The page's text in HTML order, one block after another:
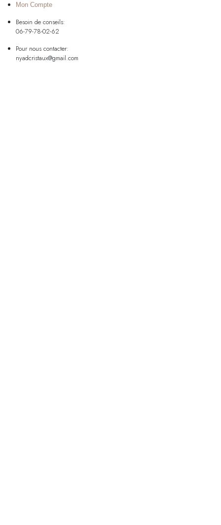
Mon Compte
Besoin de conseils:
06-79-78-02-62
Pour nous contacter:
nyadcristaux@gmail.com